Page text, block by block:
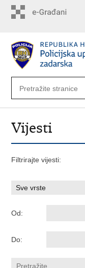
Vijesti
Filtrirajte vijesti:
Od:
Do: